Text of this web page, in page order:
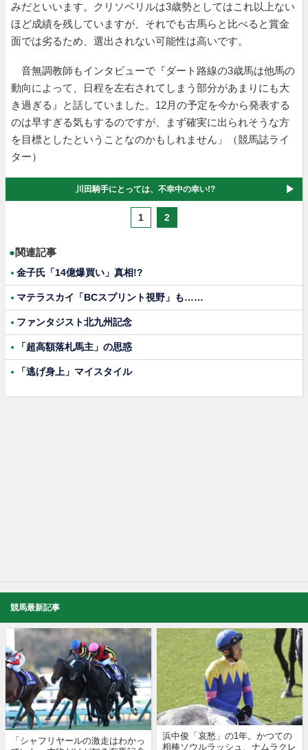
みだといいます。クリソベリルは3歳勢としてはこれ以上ない
ほど成績を残していますが、それでも古馬らと比べると賞金
面では劣るため、選出されない可能性は高いです。
音無調教師もインタビューで『ダート路線の3歳馬は他馬の
動向によって、日程を左右されてしまう部分があまりにも大
き過ぎる』と話していました。12月の予定を今から発表する
のは早すぎる気もするのですが、まず確実に出られそうな方
を目標としたということなのかもしれません」（競馬誌ライ
ター）
川田騎手にとっては、不幸中の幸い!?
1 2
●関連記事
金子氏「14億爆買い」真相!?
マテラスカイ「BCスプリント視野」も……
ファンタジスト北九州記念
「超高額落札馬主」の思惑
「逃げ身上」マイスタイル
競馬最新記事
「シャフリヤールの激走はわかっ
浜中俊「哀愁」の1年。かつての
相棒ソウルラッシュ、ナムラクレ